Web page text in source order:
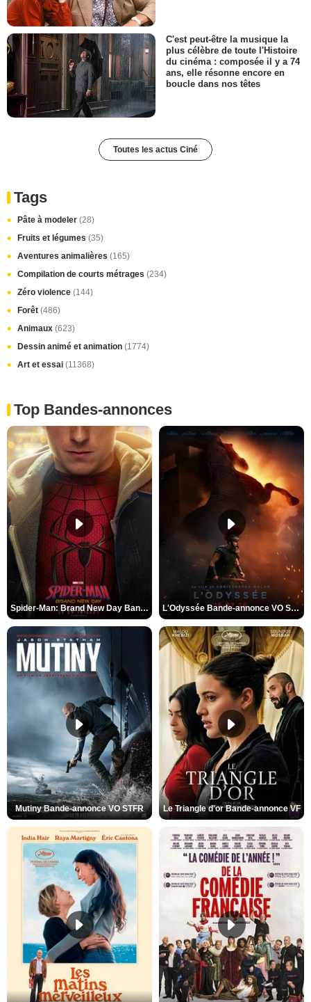
C'est peut-être la musique la
plus célèbre de toute l'Histoire
du cinéma : composée il y a 74
ans, elle résonne encore en
boucle dans nos têtes
Toutes les actus Ciné
Tags
Pâte à modeler (28)
Fruits et légumes (35)
Aventures animalières (165)
Compilation de courts métrages (234)
Zéro violence (144)
Forêt (486)
Animaux (623)
Dessin animé et animation (1774)
Art et essai (11368)
Top Bandes-annonces
Spider-Man: Brand New Day Bande-annonce VO STFR L'Odyssée Bande-annonce VO STFR
Mutiny Bande-annonce VO STFR Le Triangle d'or Bande-annonce VF